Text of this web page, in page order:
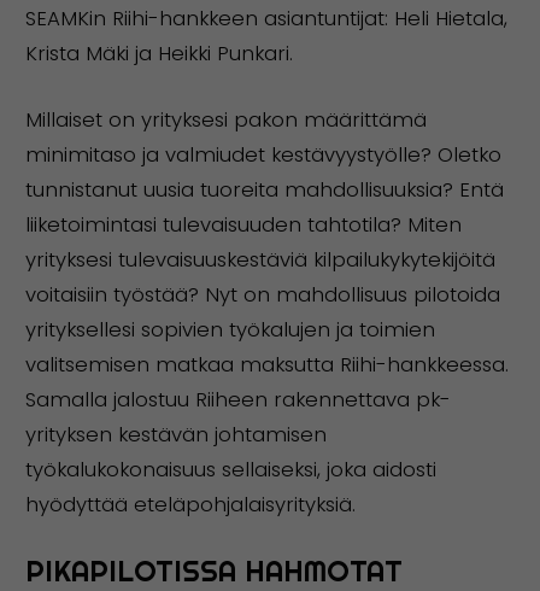
SEAMKin Riihi-hankkeen asiantuntijat: Heli Hietala,
Krista Mäki ja Heikki Punkari.
Millaiset on yrityksesi pakon määrittämä
minimitaso ja valmiudet kestävyystyölle? Oletko
tunnistanut uusia tuoreita mahdollisuuksia? Entä
liiketoimintasi tulevaisuuden tahtotila? Miten
yrityksesi tulevaisuuskestäviä kilpailukykytekijöitä
voitaisiin työstää? Nyt on mahdollisuus pilotoida
yrityksellesi sopivien työkalujen ja toimien
valitsemisen matkaa maksutta Riihi-hankkeessa.
Samalla jalostuu Riiheen rakennettava pk-
yrityksen kestävän johtamisen
työkalukokonaisuus sellaiseksi, joka aidosti
hyödyttää eteläpohjalaisyrityksiä.
PIKAPILOTISSA HAHMOTAT